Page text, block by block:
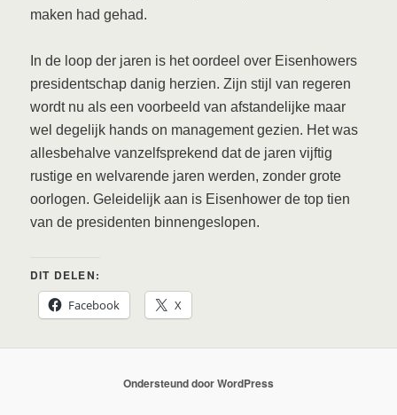
maken had gehad.
In de loop der jaren is het oordeel over Eisenhowers
presidentschap danig herzien. Zijn stijl van regeren
wordt nu als een voorbeeld van afstandelijke maar
wel degelijk hands on management gezien. Het was
allesbehalve vanzelfsprekend dat de jaren vijftig
rustige en welvarende jaren werden, zonder grote
oorlogen. Geleidelijk aan is Eisenhower de top tien
van de presidenten binnengeslopen.
DIT DELEN:
Facebook
X
Ondersteund door WordPress